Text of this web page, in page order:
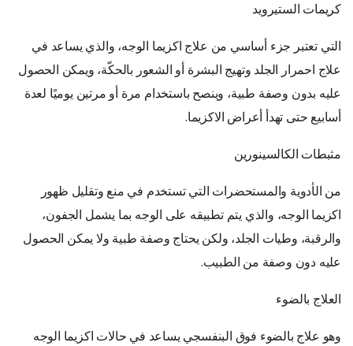
كريمات الستيرويد
التي تعتبر جزء أساسي من علاج اكزيما الوجه، والذي يساعد في
علاج احمرار الجلد وتهيج البشرة أو الشعور بالحكّة، ويمكن الحصول
عليه بدون وصفة طبية، وينصح باستخدام مرة أو مرتين يوميًا لعدة
أسابيع حتى تهدأ أعراض الاكزيما.
مثبطات الكالسينورين
من الأدوية والمستحضرات التي تستخدم في منع وتقليل ظهور
اكزيما الوجه، والذي يتم تطبيقه على الوجه بما يشمل الجفون،
والرقبة، وطيات الجلد، ولكن يحتاج وصفة طبية ولا يمكن الحصول
عليه دون وصفة من الطبيب.
العلاج بالضوء
وهو علاج بالضوء فوق البنفسجي يساعد في حالات اكزيما الوجه